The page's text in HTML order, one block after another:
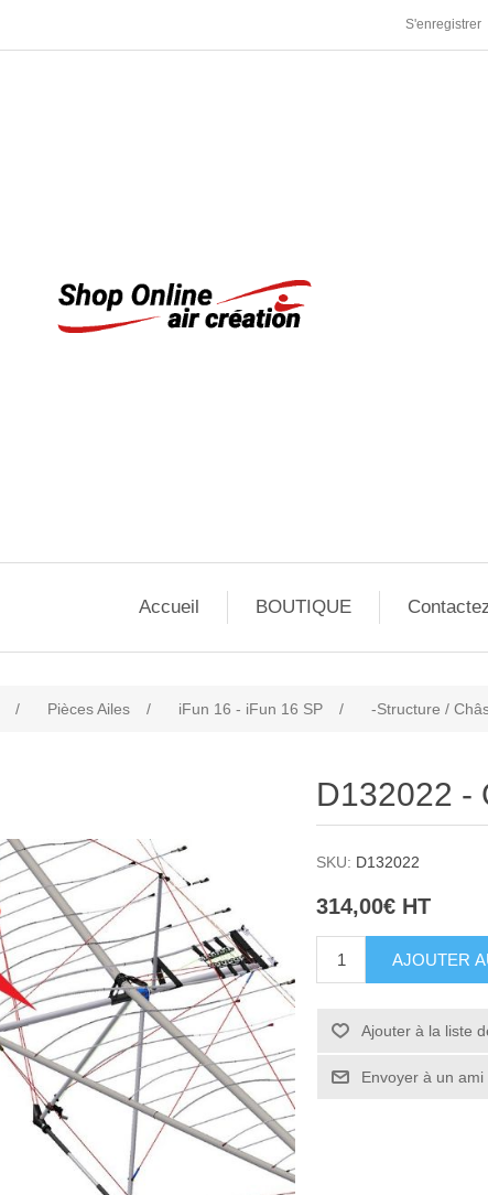
S'enregistrer
Accueil BOUTIQUE
/ Pièces Ailes / iFun 16 - iFun 16 SP / -Structure /
D132022 -
SKU: D132022
314,00€ HT
AJOUTER
Ajouter à la liste
Envoyer à un ami